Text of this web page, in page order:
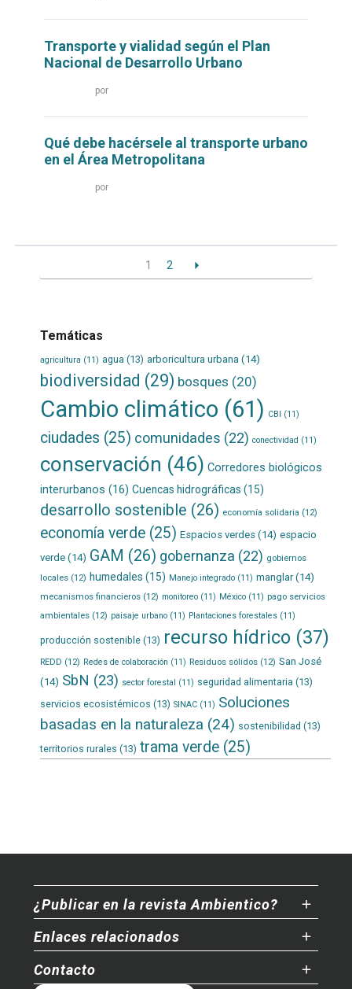
Transporte y vialidad según el Plan
Nacional de Desarrollo Urbano
por
Qué debe hacérsele al transporte urbano
en el Área Metropolitana
por
1 2
Temáticas
agricultura (11) agua (13) arboricultura urbana(14)
biodiversidad (29) bosques (20)
Cambio climático (61) CBI (11)
ciudades (25) comunidades (22) conectividad (11)
conservación (46) Corredores biológicos
interurbanos (16) Cuencas hidrográficas (15)
desarrollo sostenible (26) economía solidaria (12)
economía verde(25) Espacios verdes(14) espacio
verde(14) GAM (26) gobernanza (22) gobiernos
locales(12) humedales (15) Manejo integrado(11) manglar(14)
mecanismos financieros(12) monitoreo(11) México(11) pago servicios
ambientales(12) paisaje urbano(11) Plantaciones forestales(11)
producción sostenible(13) recurso hídrico(37)
REDD (12) Redes de colaboración (11) Residuos sólidos(12) San José
(14) SbN (23) sector forestal (11) seguridad alimentaria (13)
servicios ecosistémicos (13) SINAC(11) Soluciones
basadas en la naturaleza (24) sostenibilidad (13)
territorios rurales (13) trama verde(25)
¿Publicar en la revista Ambientico?
Enlaces relacionados
Contacto